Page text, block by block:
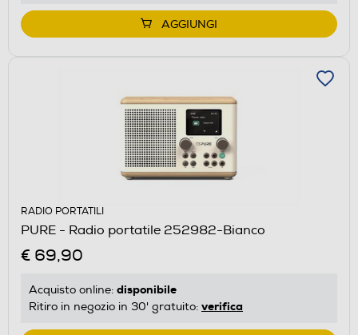
AGGIUNGI
RADIO PORTATILI
PURE - Radio portatile 252982-Bianco
€ 69,90
Acquisto online: disponibile
Ritiro in negozio in 30' gratuito: verifica